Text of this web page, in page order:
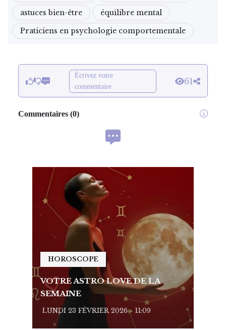
astuces bien-être
équilibre mental
Praticiens en psychologie comportementale
Écrivez votre
commentaire
61
Commentaires (0)
HOROSCOPE
VOTRE ASTRO LOVE DE LA
SEMAINE
LUNDI 23 FÉVRIER 2026 - 11:09